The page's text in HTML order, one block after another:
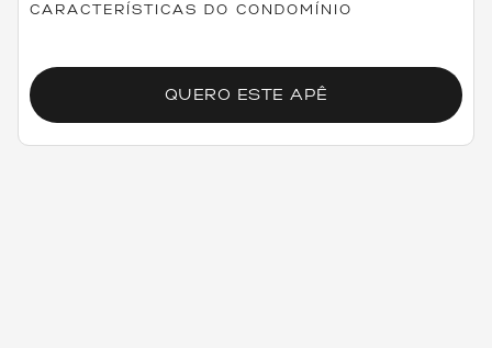
CARACTERÍSTICAS DO CONDOMÍNIO
QUERO ESTE APÊ